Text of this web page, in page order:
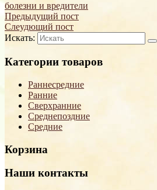
болезни и вредители
Предыдущий пост
Слеудющий пост
Искать:
Категории товаров
Раннесредние
Ранние
Сверхранние
Среднепоздние
Средние
Корзина
Наши контакты